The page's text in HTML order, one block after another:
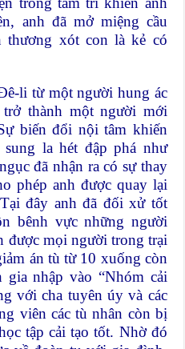
anh đã mở miệng cầu
thương xót con là kẻ có
li từ một người hung ác
thành một người mới
biến đổi nội tâm khiến
la hét đập phá như
đã nhận ra có sự thay
phép anh được quay lại
đây anh đã đối xử tốt
bênh vực những người
được mọi người trong trại
án tù từ 10 xuống còn
nhập vào “Nhóm cải
với cha tuyên úy và các
viên các tù nhân còn bị
tập cải tạo tốt. Nhờ đó